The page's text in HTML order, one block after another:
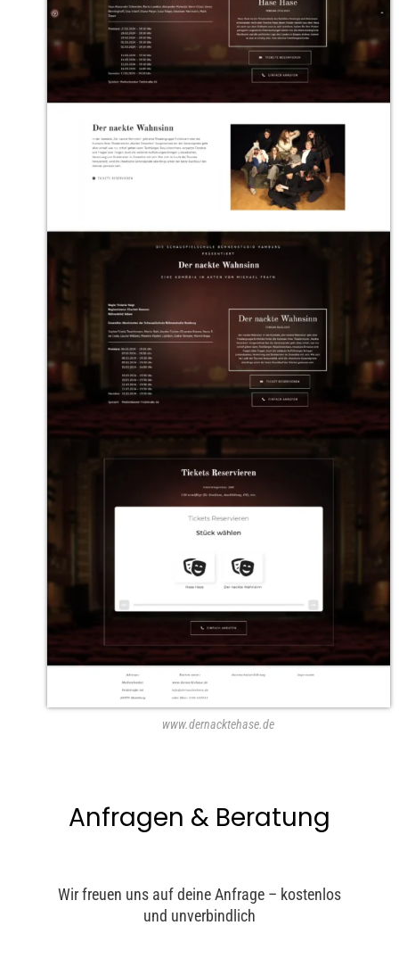
www.dernacktehase.de
Anfragen & Beratung
Wir freuen uns auf deine Anfrage – kostenlos
und unverbindlich